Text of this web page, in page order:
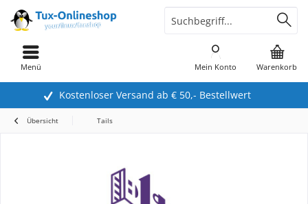
Kostenloser Versand ab € 50,- Bestellwert
Warenkorb
Mein Konto
Menü
Übersicht Tails